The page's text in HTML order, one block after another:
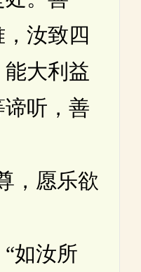
汝致四
大利益
听，善
愿乐欲
汝所